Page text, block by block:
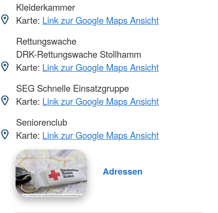
Kleiderkammer
Karte: Link zur Google Maps Ansicht
Rettungswache
DRK-Rettungswache Stollhamm
Karte: Link zur Google Maps Ansicht
SEG Schnelle Einsatzgruppe
Karte: Link zur Google Maps Ansicht
Seniorenclub
Karte: Link zur Google Maps Ansicht
Adressen